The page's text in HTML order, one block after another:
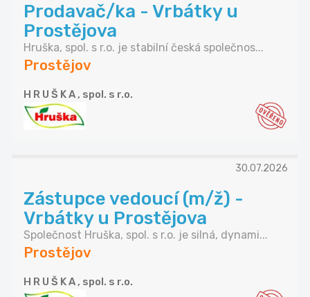
Prodavač/ka - Vrbátky u
Prostějova
Hruška, spol. s r.o. je stabilní česká společnos...
Prostějov
H R U Š K A , spol. s r.o.
30.07.2026
Zástupce vedoucí (m/ž) -
Vrbátky u Prostějova
Společnost Hruška, spol. s r.o. je silná, dynami...
Prostějov
H R U Š K A , spol. s r.o.